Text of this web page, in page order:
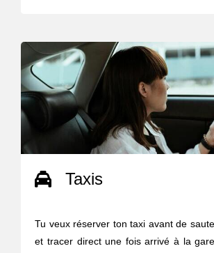
Taxis
Tu veux réserver ton taxi avant de
et tracer direct une fois arrivé à la